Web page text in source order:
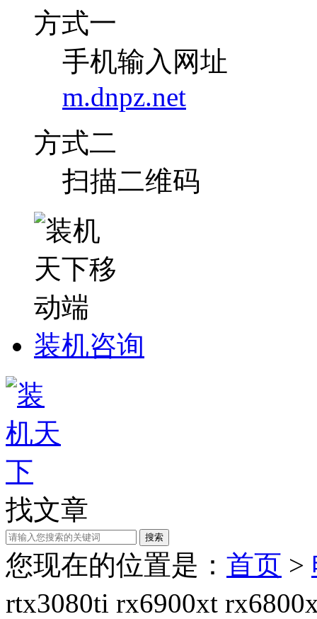
方式一
手机输入网址
m.dnpz.net
方式二
扫描二维码
装机咨询
找文章
搜索
您现在的位置是： 首页 >
rtx3080ti rx6900xt